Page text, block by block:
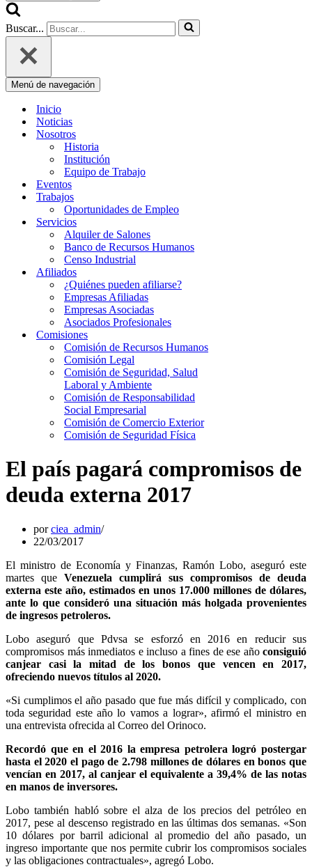
Buscar...
Menú de navegación
Inicio
Noticias
Nosotros
Historia
Institución
Equipo de Trabajo
Eventos
Trabajos
Oportunidades de Empleo
Servicios
Alquiler de Salones
Banco de Recursos Humanos
Censo Industrial
Afiliados
¿Quiénes pueden afiliarse?
Empresas Afiliadas
Empresas Asociadas
Asociados Profesionales
Comisiones
Comisión de Recursos Humanos
Comisión Legal
Comisión de Seguridad, Salud
Laboral y Ambiente
Comisión de Responsabilidad
Social Empresarial
Comisión de Comercio Exterior
Comisión de Seguridad Física
El país pagará compromisos de
deuda externa 2017
porciea_admin
22/03/2017
El ministro de Economía y Finanzas, Ramón Lobo, aseguró este
martes que Venezuela cumplirá sus compromisos de deuda
externa este año, estimados en unos 17.000 millones de dólares,
ante lo que consideró una situación más holgada provenientes
de ingresos petroleros.
Lobo aseguró que Pdvsa se esforzó en 2016 en reducir sus
compromisos más inmediatos e incluso a fines de ese año consiguió
canjear casi la mitad de los bonos que vencen en 2017,
ofreciendo nuevos títulos al 2020.
«Si cumplimos el año pasado que fue más difícil y complicado, con
toda seguridad este año lo vamos a lograr», afirmó el ministro en
una entrevista ofrecida al Correo del Orinoco.
Recordó que en el 2016 la empresa petrolera logró postergar
hasta el 2020 el pago de 2.798 millones de dólares en bonos que
vencían en 2017, al canjear el equivalente a 39,4% de las notas
en manos de inversores.
Lobo también habló sobre el alza de los precios del petróleo en
2017, pese al descenso registrado en las últimas dos semanas. «Son
10 dólares por barril adicional al promedio del año pasado, un
ingreso importante que nos permite cubrir los compromisos sociales
y las obligaciones contractuales», agregó Lobo.